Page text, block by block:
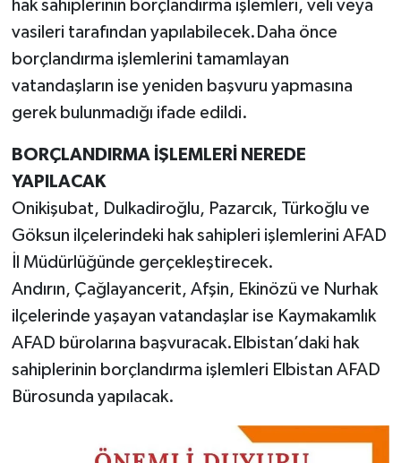
hak sahiplerinin borçlandırma işlemleri, veli veya
vasileri tarafından yapılabilecek.Daha önce
borçlandırma işlemlerini tamamlayan
vatandaşların ise yeniden başvuru yapmasına
gerek bulunmadığı ifade edildi.
BORÇLANDIRMA İŞLEMLERİ NEREDE
YAPILACAK
Onikişubat, Dulkadiroğlu, Pazarcık, Türkoğlu ve
Göksun ilçelerindeki hak sahipleri işlemlerini AFAD
İl Müdürlüğünde gerçekleştirecek.
Andırın, Çağlayancerit, Afşin, Ekinözü ve Nurhak
ilçelerinde yaşayan vatandaşlar ise Kaymakamlık
AFAD bürolarına başvuracak.Elbistan’daki hak
sahiplerinin borçlandırma işlemleri Elbistan AFAD
Bürosunda yapılacak.